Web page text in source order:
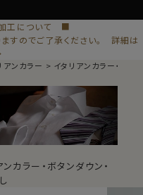
工について ■
すのでご了承ください。 詳細は
アンカラー イタリアンカラー・スキ
カラー・ボタンダウン・